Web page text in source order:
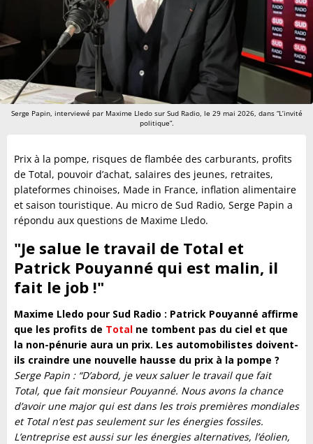
Serge Papin, interviewé par Maxime Lledo sur Sud Radio, le 29 mai 2026, dans “L’invité
politique”.
Prix à la pompe, risques de flambée des carburants, profits
de Total, pouvoir d’achat, salaires des jeunes, retraites,
plateformes chinoises, Made in France, inflation alimentaire
et saison touristique. Au micro de Sud Radio, Serge Papin a
répondu aux questions de Maxime Lledo.
"Je salue le travail de Total et
Patrick Pouyanné qui est malin, il
fait le job !"
Maxime Lledo pour Sud Radio : Patrick Pouyanné affirme
que les profits de Total ne tombent pas du ciel et que
la non-pénurie aura un prix. Les automobilistes doivent-
ils craindre une nouvelle hausse du prix à la pompe ?
Serge Papin : “D’abord, je veux saluer le travail que fait
Total, que fait monsieur Pouyanné. Nous avons la chance
d’avoir une major qui est dans les trois premières mondiales
et Total n’est pas seulement sur les énergies fossiles.
L’entreprise est aussi sur les énergies alternatives, l’éolien,